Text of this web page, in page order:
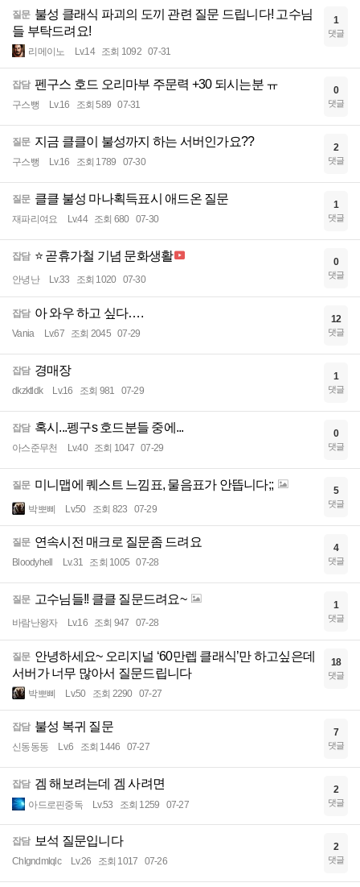
질문 불성 클래식 파괴의 도끼 관련 질문 드립니다! 고수님
들 부탁드려요!
리메이노 Lv.14 조회 1092 07-31
1
댓글
잡담 펜구스 호드 오리마부 주문력 +30 되시는분 ㅠ
구스뻥 Lv.16 조회 589 07-31
0
댓글
질문 지금 클클이 불성까지 하는 서버인가요??
구스뻥 Lv.16 조회 1789 07-30
2
댓글
질문 클클 불성 마나획득표시 애드온 질문
재파리여요 Lv.44 조회 680 07-30
1
댓글
잡담 ⭐ 곧휴가철 기념 문화생활
안녕난 Lv.33 조회 1020 07-30
0
댓글
잡담 아 와우 하고 싶다….
Vania Lv.67 조회 2045 07-29
12
댓글
잡담 경매장
dkzktldk Lv.16 조회 981 07-29
1
댓글
잡담 혹시...펭구s 호드분들 중에...
아스준무천 Lv.40 조회 1047 07-29
0
댓글
질문 미니맵에 퀘스트 느낌표, 물음표가 안뜹니다;;
박뽀삐 Lv.50 조회 823 07-29
5
댓글
질문 연속시전 매크로 질문좀 드려요
Bloodyhell Lv.31 조회 1005 07-28
4
댓글
질문 고수님들!! 클클 질문드려요~
바람난왕자 Lv.16 조회 947 07-28
1
댓글
질문 안녕하세요~ 오리지널 ‘60만렙 클래식’만 하고싶은데
서버가 너무 많아서 질문드립니다
박뽀삐 Lv.50 조회 2290 07-27
18
댓글
잡담 불성 복귀 질문
신동동동 Lv.6 조회 1446 07-27
7
댓글
잡담 겜 해보려는데 겜 사려면
아드로핀중독 Lv.53 조회 1259 07-27
2
댓글
잡담 보석 질문입니다
Chlgndmlqlc Lv.26 조회 1017 07-26
2
댓글